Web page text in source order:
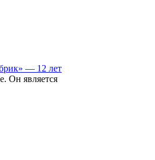
— 12 лет
Он является